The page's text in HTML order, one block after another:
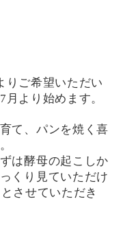
りご希望いただい
7 月より始めます。
て、パンを焼く喜
は酵母の起こしか
くり見ていただけ
させていただき